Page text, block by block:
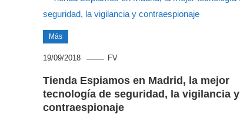
Más
19/09/2018 FV
Tienda Espiamos en Madrid, la mejor
tecnología de seguridad, la vigilancia y
contraespionaje